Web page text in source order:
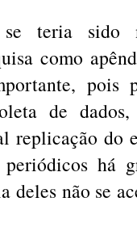
se teria sido
como
pois
de
replicação do
há
deles não se